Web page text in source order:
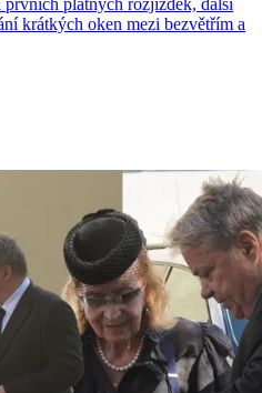
prvních platných rozjížděk, další
krátkých oken mezi bezvětřím a